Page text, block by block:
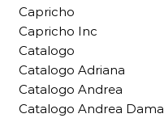
Capricho
Capricho Inc
Catalogo
Catalogo Adriana
Catalogo Andrea
Catalogo Andrea Dama